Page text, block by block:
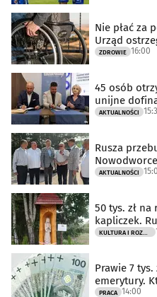
Nie płać za
Urząd
ZDROWIE 16:00
45 osób
unijne
AKTUALNOŚCI
Rusza
Nowodworce
AKTUALNOŚCI
50 tys. zł
kapliczek.
Prawie 7
emerytury.
PRACA 14:00